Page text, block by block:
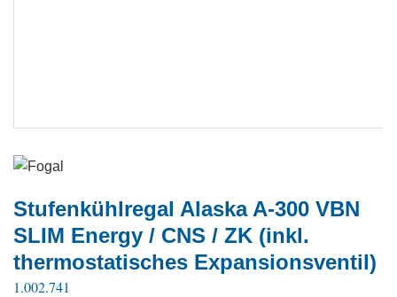
Stufenkühlregal Alaska A-300 VBN
SLIM Energy / CNS / ZK (inkl.
thermostatisches Expansionsventil)
1.002.741